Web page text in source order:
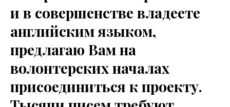
и в совершенстве владеете
английским языком,
предлагаю Вам на
волонтерских началах
присоединиться к проекту.